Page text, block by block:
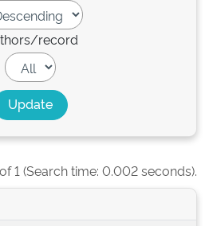
record
1 (Search time: 0.002 seconds).